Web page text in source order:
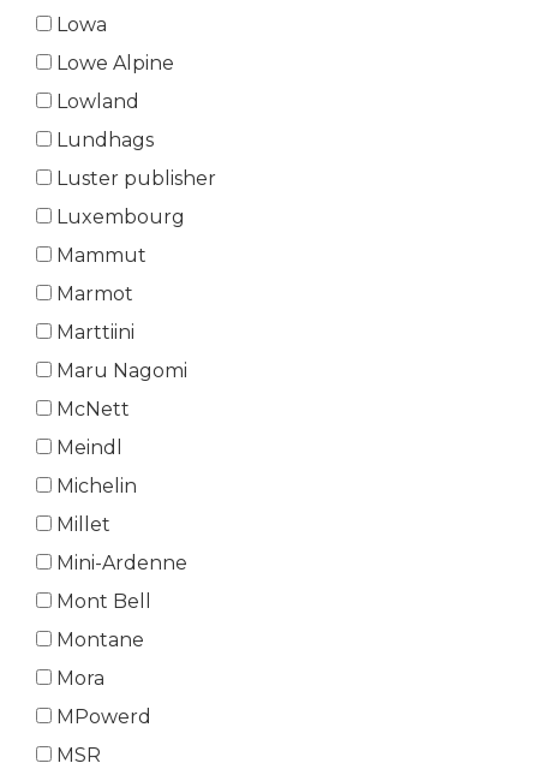
Lowa
Lowe Alpine
Lowland
Lundhags
Luster publisher
Luxembourg
Mammut
Marmot
Marttiini
Maru Nagomi
McNett
Meindl
Michelin
Millet
Mini-Ardenne
Mont Bell
Montane
Mora
MPowerd
MSR